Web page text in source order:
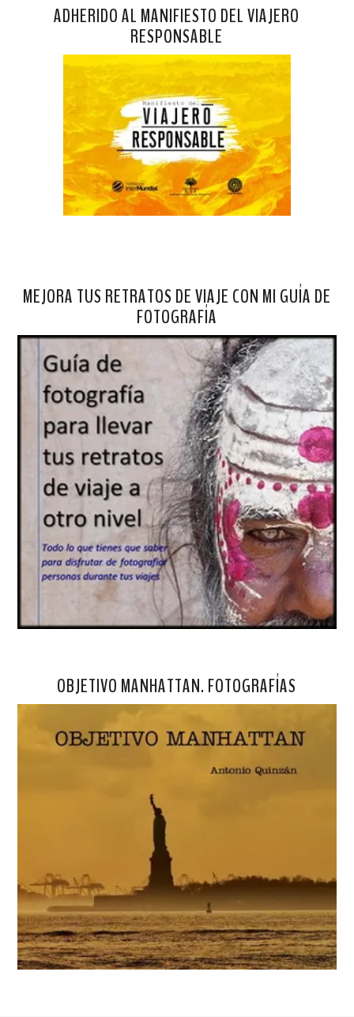
ADHERIDO AL MANIFIESTO DEL VIAJERO
RESPONSABLE
MEJORA TUS RETRATOS DE VIAJE CON MI GUÍA DE
FOTOGRAFÍA
OBJETIVO MANHATTAN. FOTOGRAFÍAS